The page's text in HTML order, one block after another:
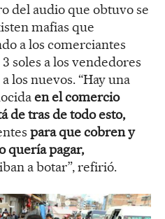
del audio que obtuvo se
mafias que
a los comerciantes
soles a los vendedores
los nuevos. “Hay una
en el comercio
de tras de todo esto,
para que cobren y
quería pagar,
a botar”, refirió.